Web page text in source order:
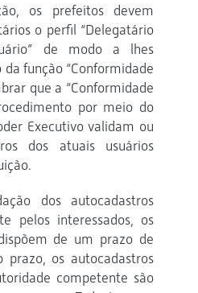
os prefeitos devem
o perfil “Delegatário
de modo a lhes
função “Conformidade
que a “Conformidade
por meio do
Executivo validam ou
dos atuais usuários
dos autocadastros
pelos interessados, os
de um prazo de
os autocadastros
competente são